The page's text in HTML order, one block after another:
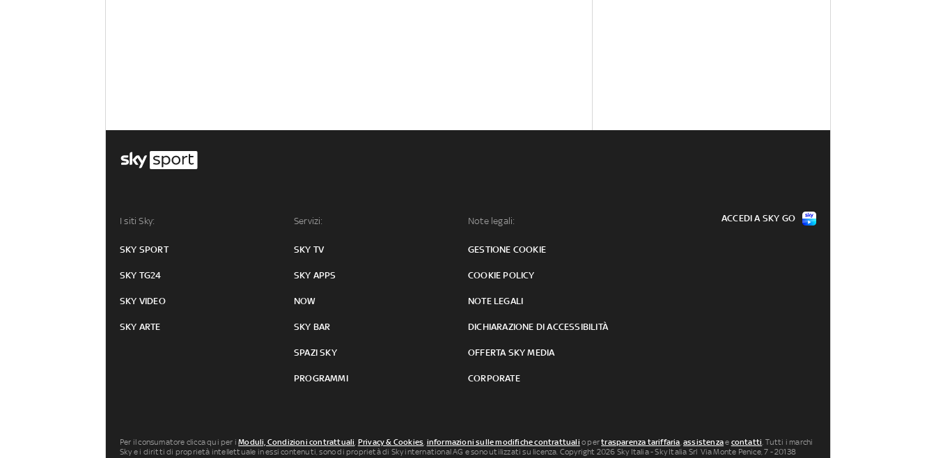
I siti Sky:
SKY SPORT
SKY TG24
SKY VIDEO
SKY ARTE
Servizi:
SKY TV
SKY APPS
NOW
SKY BAR
SPAZI SKY
PROGRAMMI
Note legali:
GESTIONE COOKIE
COOKIE POLICY
NOTE LEGALI
DICHIARAZIONE DI ACCESSIBILITÀ
OFFERTA SKY MEDIA
CORPORATE
ACCEDI A SKY GO
Per il consumatore clicca qui per iModuli, Condizioni contrattuali, Privacy & Cookies, informazioni sulle modifiche contrattuali o pertrasparenza tariffaria,assistenzae contatti. Tutti i marchi
Sky e i diritti di proprietà intellettuale in essi contenuti, sono di proprietà di Sky international AG e sono utilizzati su licenza. Copyright 2026 Sky Italia - Sky Italia Srl Via Monte Penice, 7 - 20138